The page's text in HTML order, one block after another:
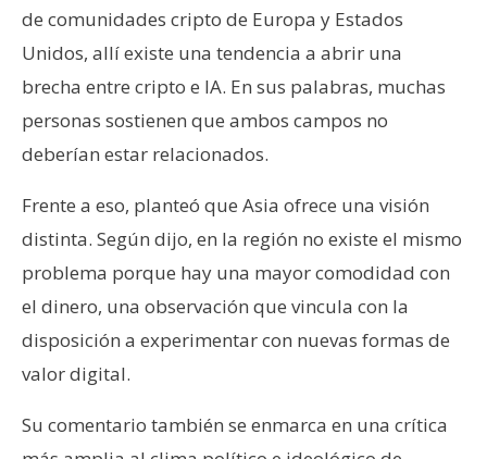
de comunidades cripto de Europa y Estados
Unidos, allí existe una tendencia a abrir una
brecha entre cripto e IA. En sus palabras, muchas
personas sostienen que ambos campos no
deberían estar relacionados.
Frente a eso, planteó que Asia ofrece una visión
distinta. Según dijo, en la región no existe el mismo
problema porque hay una mayor comodidad con
el dinero, una observación que vincula con la
disposición a experimentar con nuevas formas de
valor digital.
Su comentario también se enmarca en una crítica